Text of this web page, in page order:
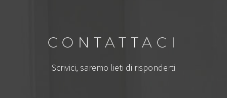
CONTATTACI
Scrivici, saremo lieti di risponderti